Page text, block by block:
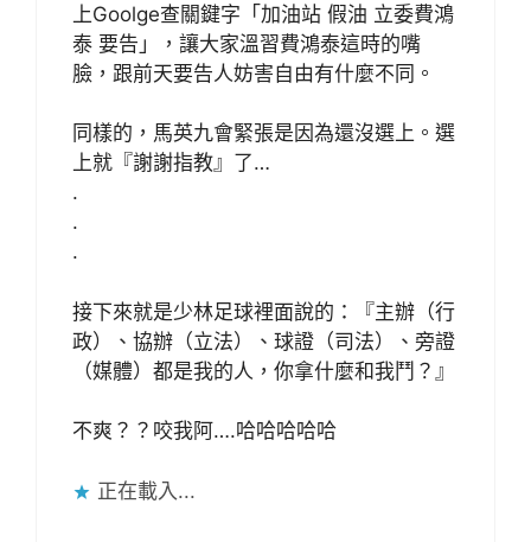
上Goolge查關鍵字「加油站 假油 立委費鴻
泰 要告」，讓大家溫習費鴻泰這時的嘴
臉，跟前天要告人妨害自由有什麼不同。
同樣的，馬英九會緊張是因為還沒選上。選
上就『謝謝指教』了…
.
.
.
接下來就是少林足球裡面說的：『主辦（行
政）、協辦（立法）、球證（司法）、旁證
（媒體）都是我的人，你拿什麼和我鬥？』
不爽？？咬我阿….哈哈哈哈哈
正在載入...